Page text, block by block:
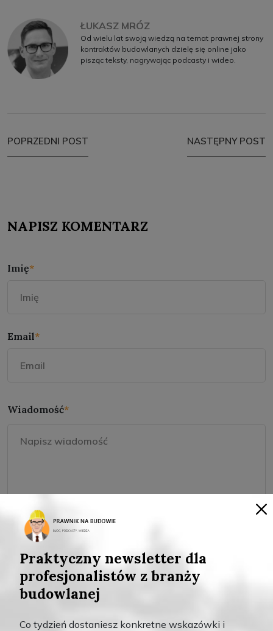
ŁUKASZ MRÓZ
Od wielu lat swoją wiedzą na temat prawnej strony
kontraktów budowlanych dzielę się online jako
pisząc teksty, nagrywając podcasty i wideo.
POPRZEDNI POST NASTĘPNY POST
NAPISZ KOMENTARZ
Imię*
Email*
Wiadomość*
Skomentuj
Praktyczny newsletter dla
profesjonalistów z branży
budowlanej
Co tydzień dostaniesz konkretne wskazówki i